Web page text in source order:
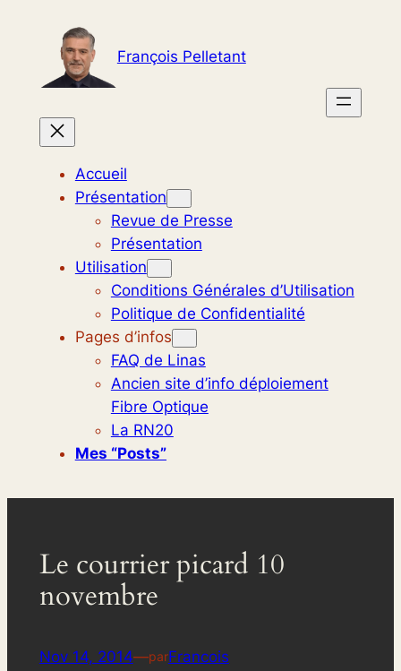
contenu
François Pelletant
Accueil
Présentation
Revue de Presse
Présentation
Utilisation
Conditions Générales d’Utilisation
Politique de Confidentialité
Pages d’infos
FAQ de Linas
Ancien site d’info déploiement
Fibre Optique
La RN20
Mes “posts”
Le courrier picard 10
novembre
Nov 14, 2014—parFrancois